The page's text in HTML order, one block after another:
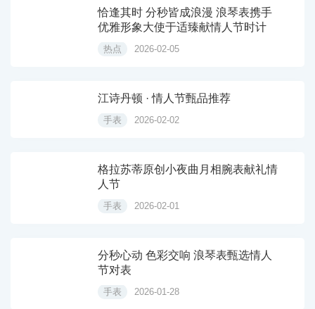
恰逢其时 分秒皆成浪漫 浪琴表携手
优雅形象大使于适臻献情人节时计
热点 2026-02-05
江诗丹顿 · 情人节甄品推荐
手表 2026-02-02
格拉苏蒂原创小夜曲月相腕表献礼情
人节
手表 2026-02-01
分秒心动 色彩交响 浪琴表甄选情人
节对表
手表 2026-01-28